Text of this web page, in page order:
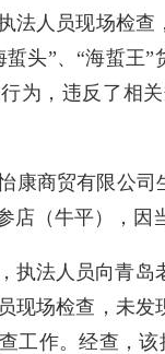
法人员现场检
头”、“海蜇王
为，违反了相
康商贸有限公司
店（牛平），因
执法人员向青
现场检查，未
工作。经查，